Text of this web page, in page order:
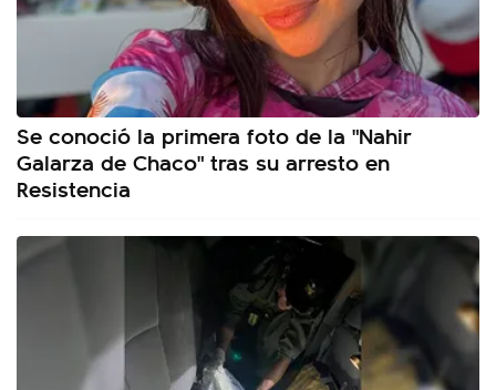
Se conoció la primera foto de la "Nahir
Galarza de Chaco" tras su arresto en
Resistencia